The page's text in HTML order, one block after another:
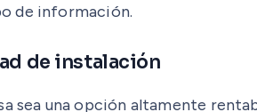
de información.
de instalación
sea una opción altamente